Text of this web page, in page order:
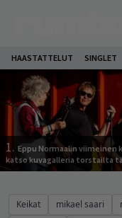
HAASTATTELUT SINGLET
1. Eppu Normaalin viimeinen
katso kuvagalleria torstailta
Keikat mikael saari